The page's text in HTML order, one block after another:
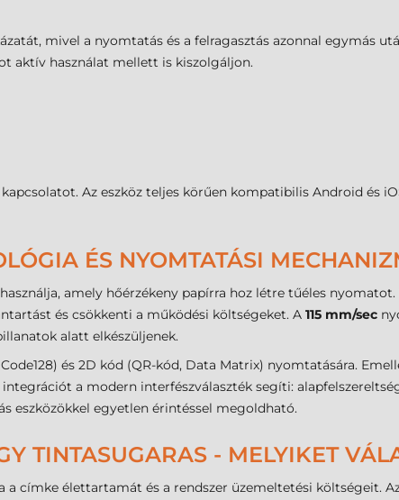
mivel a nyomtatás és a felragasztás azonnal egymás
aktív használat mellett is kiszolgáljon.
Az eszköz teljes körűen kompatibilis Android és
ÉS NYOMTATÁSI
amely hőérzékeny papírra hoz létre tűéles nyomatot.
és csökkenti a működési költségeket. A 115 mm/sec
alatt elkészüljenek.
és 2D kód (QR-kód, Data Matrix) nyomtatására.
a modern interfészválaszték segíti:
eszközökkel egyetlen érintéssel megoldható.
TINTASUGARAS - MELYIKET
címke élettartamát és a rendszer üzemeltetési költségeit.